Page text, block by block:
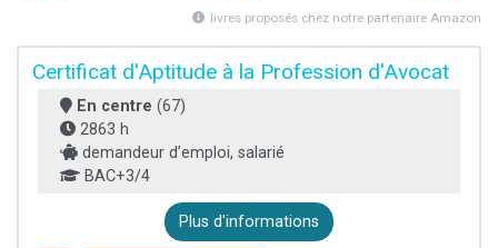
livres proposés chez notre partenaire Amazon
Certificat d'Aptitude à la Profession d'Avocat
En centre (67)
2863 h
demandeur d’emploi, salarié
BAC+3/4
Plus d'informations